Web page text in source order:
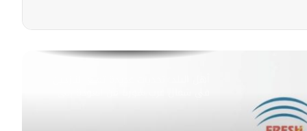
هيئة الأمر بالمعروف والنهي عن المنكر
التركي يرفع علم بلاده على جبال